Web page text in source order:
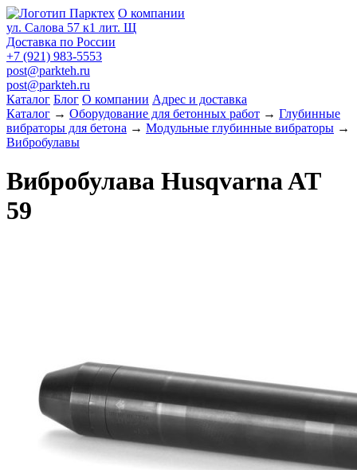
О компании
ул. Салова 57 к1 лит. Щ
Доставка по России
+7 (921) 983-5553
post@parkteh.ru
post@parkteh.ru
Каталог Блог О компании Адрес и доставка
Каталог → Оборудование для бетонных работ → Глубинные
вибраторы для бетона → Модульные глубинные вибраторы →
Вибробулавы
Вибробулава Husqvarna AT
59